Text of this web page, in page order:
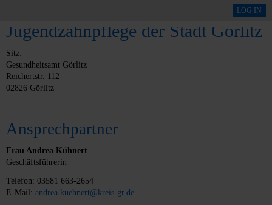
LOG IN
Jugendzahnpflege der Stadt Görlitz
Sitz:
Gesundheitsamt Görlitz
Reichertstr. 112
02826 Görlitz
Ansprechpartner
Frau Andrea Kühnert
Geschäftsführerin
Telefon: 03581 663-2654
E-Mail: andrea.kuehnert@kreis-gr.de